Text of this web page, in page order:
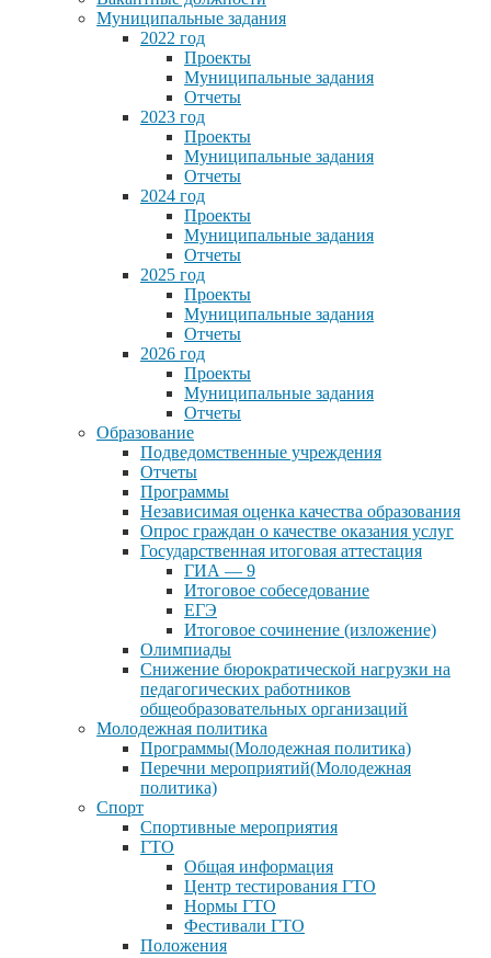
Муниципальные задания
2022 год
Проекты
Муниципальные задания
Отчеты
2023 год
Проекты
Муниципальные задания
Отчеты
2024 год
Проекты
Муниципальные задания
Отчеты
2025 год
Проекты
Муниципальные задания
Отчеты
2026 год
Проекты
Муниципальные задания
Отчеты
Образование
Подведомственные учреждения
Отчеты
Программы
Независимая оценка качества образования
Опрос граждан о качестве оказания услуг
Государственная итоговая аттестация
ГИА — 9
Итоговое собеседование
ЕГЭ
Итоговое сочинение (изложение)
Олимпиады
Снижение бюрократической нагрузки на
педагогических работников
общеобразовательных организаций
Молодежная политика
Программы(Молодежная политика)
Перечни мероприятий(Молодежная
политика)
Спорт
Спортивные мероприятия
ГТО
Общая информация
Центр тестирования ГТО
Нормы ГТО
Фестивали ГТО
Положения